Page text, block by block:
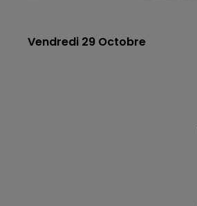
Vendredi 29 Octobre